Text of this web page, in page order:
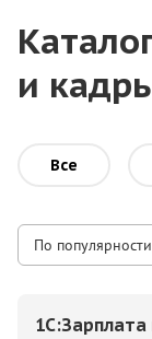
и
Все
По популярности